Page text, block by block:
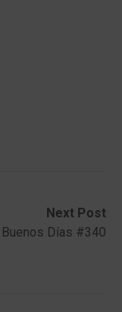
Next Post
Buenos Días #340